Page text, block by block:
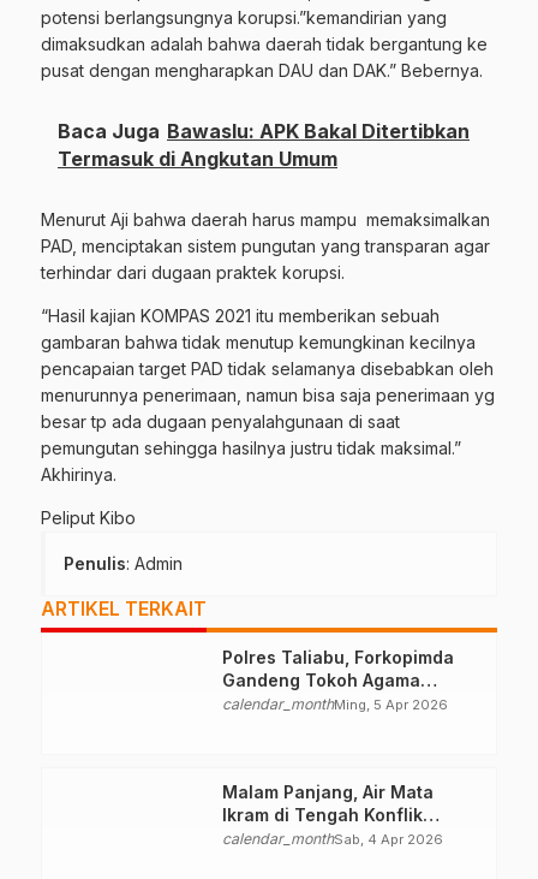
potensi berlangsungnya korupsi.”kemandirian yang
dimaksudkan adalah bahwa daerah tidak bergantung ke
pusat dengan mengharapkan DAU dan DAK.” Bebernya.
Baca Juga Bawaslu: APK Bakal Ditertibkan
Termasuk di Angkutan Umum
Menurut Aji bahwa daerah harus mampu memaksimalkan
PAD, menciptakan sistem pungutan yang transparan agar
terhindar dari dugaan praktek korupsi.
“Hasil kajian KOMPAS 2021 itu memberikan sebuah
gambaran bahwa tidak menutup kemungkinan kecilnya
pencapaian target PAD tidak selamanya disebabkan oleh
menurunnya penerimaan, namun bisa saja penerimaan yg
besar tp ada dugaan penyalahgunaan di saat
pemungutan sehingga hasilnya justru tidak maksimal.”
Akhirinya.
Peliput Kibo
Penulis: Admin
ARTIKEL TERKAIT
Polres Taliabu, Forkopimda
Gandeng Tokoh Agama
Deklarasikan Damai
calendar_monthMing, 5 Apr 2026
Malam Panjang, Air Mata
Ikram di Tengah Konflik
Halteng
calendar_monthSab, 4 Apr 2026